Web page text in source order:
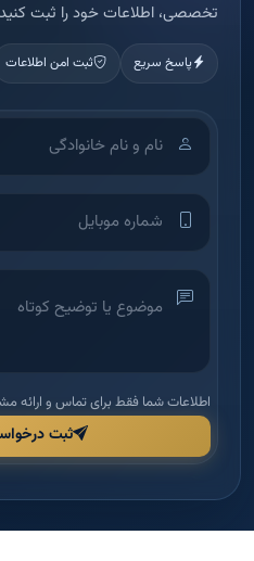
تخصصی، اطلاعات خود را ثبت
پاسخ سریع ثبت امن اطلاعات
اطلاعات شما فقط برای تماس و ارائه
ثبت